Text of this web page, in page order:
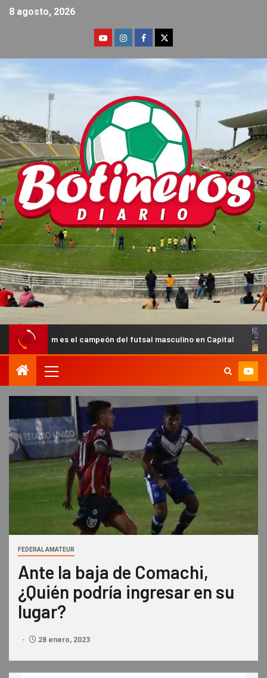
8 agosto, 2026
el campeón del futsal masculino en Capital Villa
FEDERAL AMATEUR
Ante la baja de Comachi,
¿Quién podría ingresar en su
lugar?
28 enero, 2023